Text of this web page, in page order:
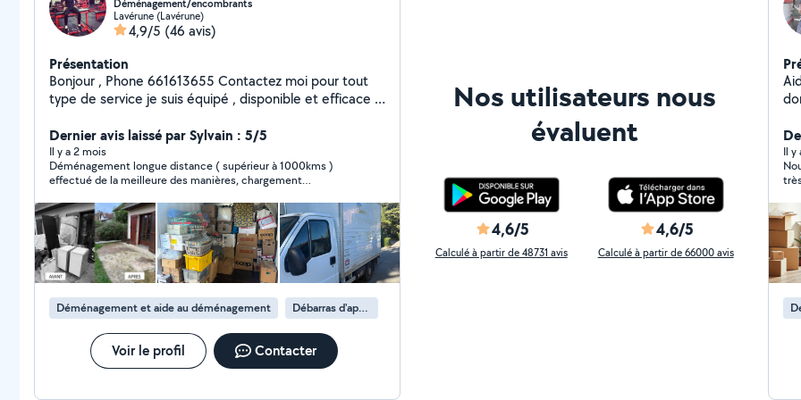
Déménagement/encombrants
Lavérune (Lavérune)
4,9/5 (46 avis)
Présentation
Bonjour , Phone 661613655 Contactez moi pour tout
type de service je suis équipé , disponible et efficace .
et déchargement /port de charges lourde/vide maison
/ Debarassage encombrants, gravats , déchet vert Je
suis également accompagné pour des missions un peu
plus complexes . Organisation de travail , propreté ,
réflexions et rapidité sont les points phares de mon
travail . Je reste à votre disposition pour discuter et
échanger sur vos projets
Dernier avis laissé par Sylvain : 5/5
Il y a 2 mois
Déménagement longue distance ( supérieur à 1000kms )
effectué de la meilleure des manières, chargement
temps et en heure. Tarif réellement très compétitif. Sans faire
de prosélytisme je conseille sans retenue ce cet intervenant.
Déménagement et aide au déménagement Débarras d'appartement
Voir le profil Contacter
Nos utilisateurs nous
évaluent
4,6/5
Calculé à partir de 48731 avis
4,6/5
Calculé à partir de 66000 avis
domicile
et
les
Il y